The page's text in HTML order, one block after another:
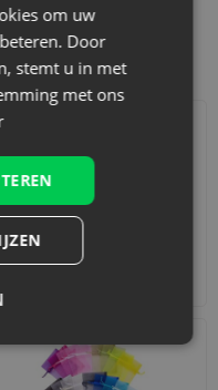
zou kunnen
om uw
Door
stemt u in met
met ons